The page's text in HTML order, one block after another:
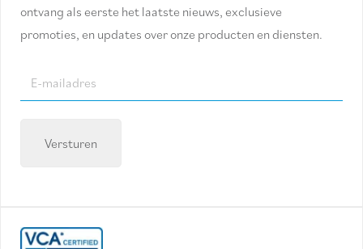
ontvang als eerste het laatste nieuws, exclusieve
promoties, en updates over onze producten en diensten.
mailadres